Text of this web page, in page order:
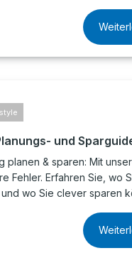
und
planen & sparen: Mit
Fehler. Erfahren Sie, wo
wo Sie clever sparen